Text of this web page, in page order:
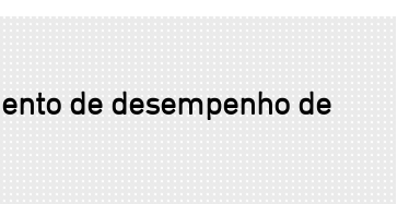
de desempenho de